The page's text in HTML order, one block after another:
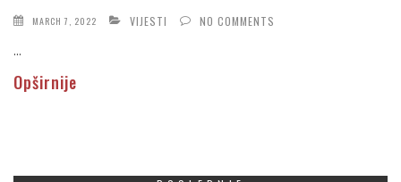
MARCH 7, 2022 VIJESTI NO COMMENTS
...
Opširnije